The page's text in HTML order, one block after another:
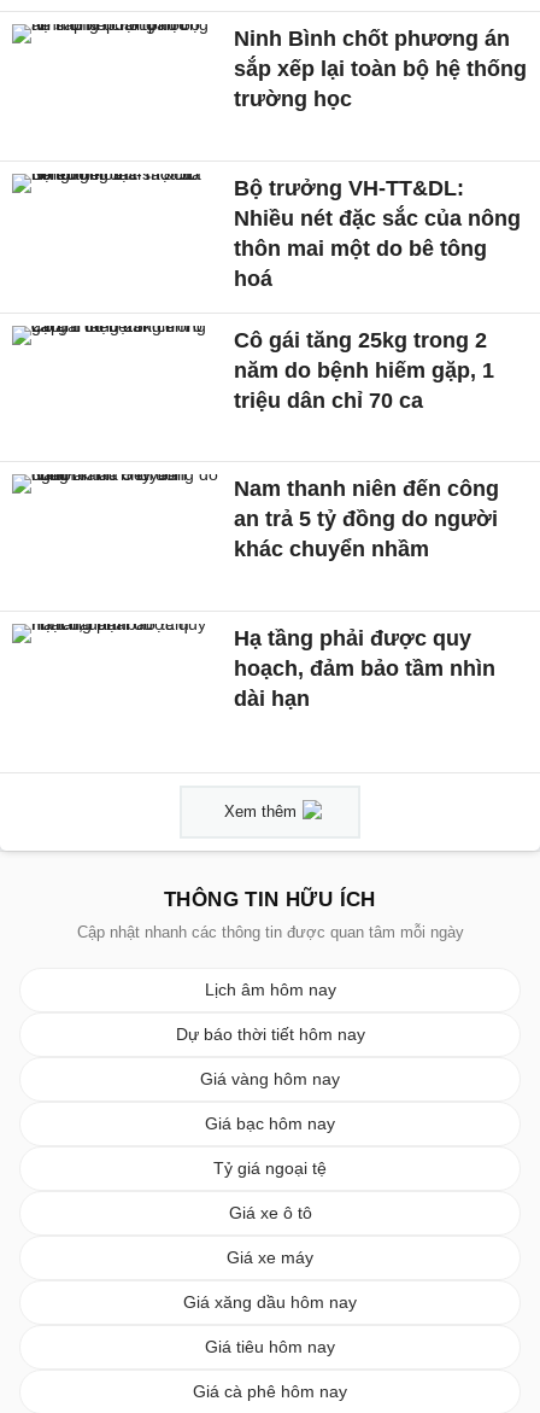
Ninh Bình chốt phương án
sắp xếp lại toàn bộ hệ thống
trường học
Bộ trưởng VH-TT&DL:
Nhiều nét đặc sắc của nông
thôn mai một do bê tông
hoá
Cô gái tăng 25kg trong 2
năm do bệnh hiếm gặp, 1
triệu dân chỉ 70 ca
Nam thanh niên đến công
an trả 5 tỷ đồng do người
khác chuyển nhầm
Hạ tầng phải được quy
hoạch, đảm bảo tầm nhìn
dài hạn
Xem thêm
THÔNG TIN HỮU ÍCH
Cập nhật nhanh các thông tin được quan tâm mỗi ngày
Lịch âm hôm nay
Dự báo thời tiết hôm nay
Giá vàng hôm nay
Giá bạc hôm nay
Tỷ giá ngoại tệ
Giá xe ô tô
Giá xe máy
Giá xăng dầu hôm nay
Giá tiêu hôm nay
Giá cà phê hôm nay